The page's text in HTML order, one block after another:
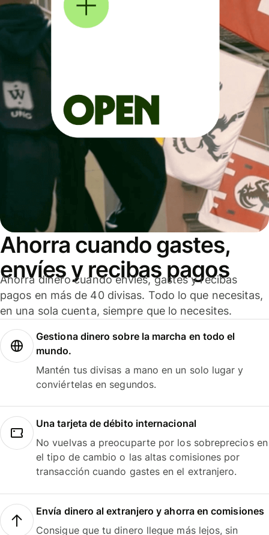
Ahorra cuando gastes,
envíes y recibas pagos
Ahorra dinero cuando envíes, gastes y recibas
pagos en más de 40 divisas. Todo lo que necesitas,
en una sola cuenta, siempre que lo necesites.
Gestiona dinero sobre la marcha en todo el
mundo.
Mantén tus divisas a mano en un solo lugar y
conviértelas en segundos.
Una tarjeta de débito internacional
No vuelvas a preocuparte por los sobreprecios en
el tipo de cambio o las altas comisiones por
transacción cuando gastes en el extranjero.
Envía dinero al extranjero y ahorra en comisiones
Consigue que tu dinero llegue más lejos, sin